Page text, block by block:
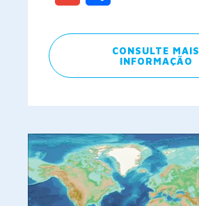
CONSULTE MAIS
INFORMAÇÃO